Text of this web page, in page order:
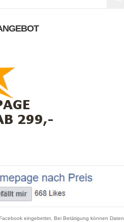
eingebettet. Bei Betätigung können Daten